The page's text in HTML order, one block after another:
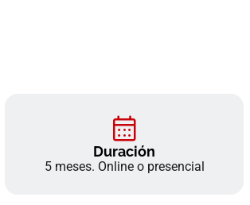
Duración
5 meses. Online o presencial